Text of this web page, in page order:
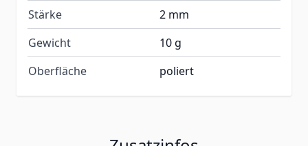
Stärke
2 mm
Gewicht
10 g
Oberfläche
poliert